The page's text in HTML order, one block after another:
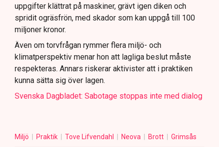
uppgifter klättrat på maskiner, grävt igen diken och
spridit ogräsfrön, med skador som kan uppgå till 100
miljoner kronor.
Även om torvfrågan rymmer flera miljö- och
klimatperspektiv menar hon att lagliga beslut måste
respekteras. Annars riskerar aktivister att i praktiken
kunna sätta sig över lagen.
Svenska Dagbladet: Sabotage stoppas inte med dialog
Miljö Praktik Tove Lifvendahl Neova Brott Grimsås